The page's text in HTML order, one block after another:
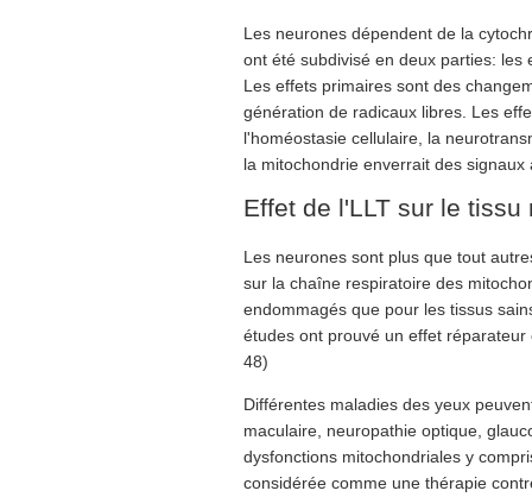
Les neurones dépendent de la
ont été subdivisé en deux parties:
Les effets primaires sont des
génération de radicaux libres. Les
l'homéostasie cellulaire, la
la mitochondrie enverrait des
Effet de l'LLT sur le tissu
Les neurones sont plus que tout
sur la chaîne respiratoire des
endommagés que pour les tissus
études ont prouvé un effet
48)
Différentes maladies des yeux
maculaire, neuropathie optique,
dysfonctions mitochondriales y
considérée comme une thérapie